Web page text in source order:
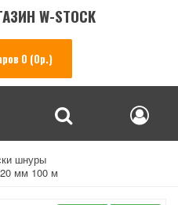
W-STOCK
0 (0р.)
шнуры
мм 100 м